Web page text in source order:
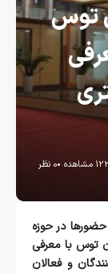
0 نظر
حوزه